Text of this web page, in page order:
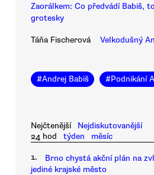
Zaorálkem: Co předvádí Babiš,
grotesky
Táňa Fischerová Velkodušný
#Andrej Babiš #Podnikání
Nejčtenější
Nejdiskutovanější
24 hod
týden měsíc
1.
Brno chystá akční plán na
jediné krajské město